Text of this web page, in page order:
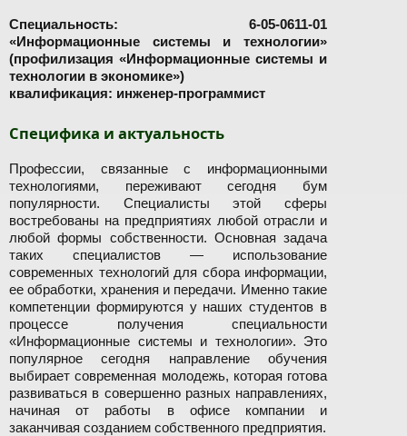
Специальность: 6-05-0611-01
«Информационные системы и технологии»
(профилизация «Информационные системы и
технологии в экономике»)
квалификация: инженер-программист
Специфика и актуальность
Профессии, связанные с информационными
технологиями, переживают сегодня бум
популярности. Специалисты этой сферы
востребованы на предприятиях любой отрасли и
любой формы собственности. Основная задача
таких специалистов — использование
современных технологий для сбора информации,
ее обработки, хранения и передачи. Именно такие
компетенции формируются у наших студентов в
процессе получения специальности
«Информационные системы и технологии». Это
популярное сегодня направление обучения
выбирает современная молодежь, которая готова
развиваться в совершенно разных направлениях,
начиная от работы в офисе компании и
заканчивая созданием собственного предприятия.